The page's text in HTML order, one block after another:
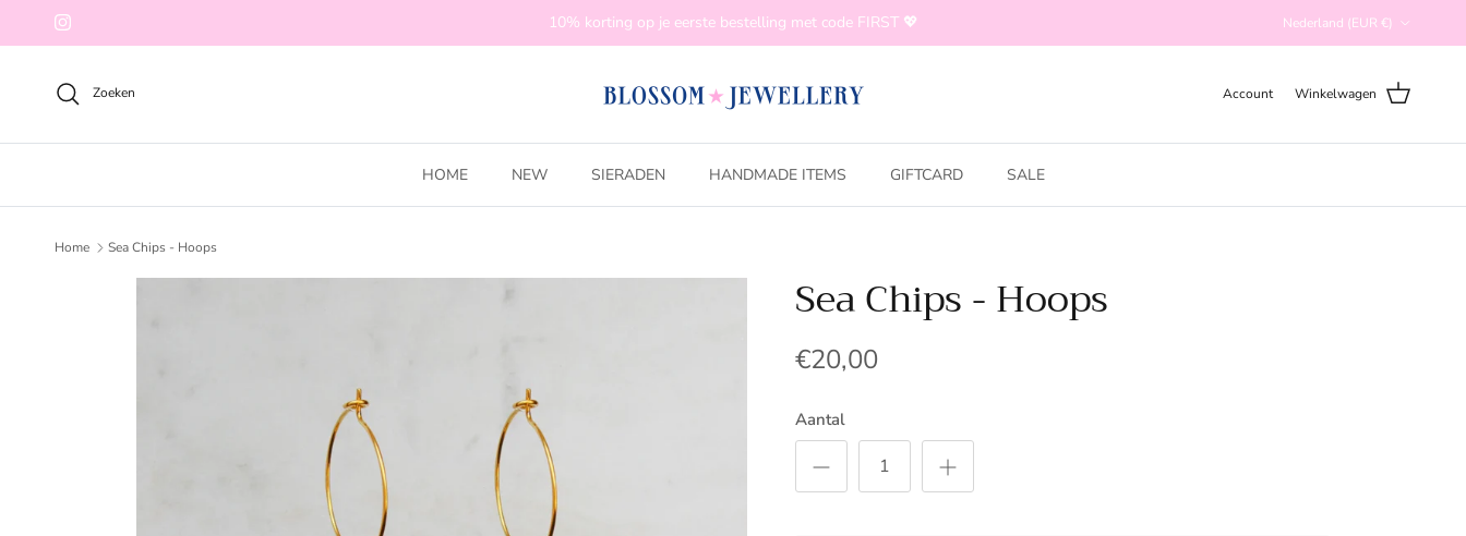
Ga naar inhoud
Instagram 10% korting op je eerste bestelling met code FIRST 💖 Nederland (EUR €)
Zoeken Account Winkelwagen
HOME NEW SIERADEN HANDMADE ITEMS GIFTCARD SALE
Home Sea Chips - Hoops
Sea Chips - Hoops
€20,00
Aantal